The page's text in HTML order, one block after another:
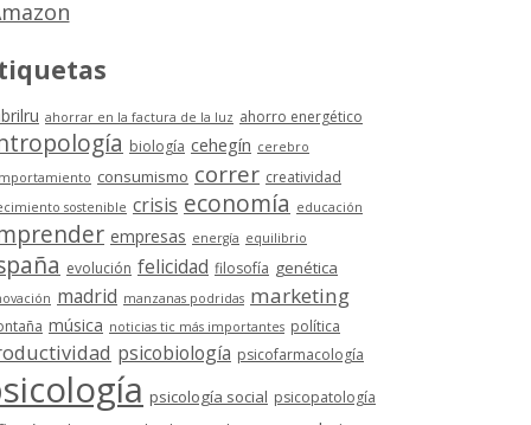
ahorrar en la factura de la luz ahorro energético
biología cehegín cerebro
consumismo correr creatividad
sostenible crisis economía educación
empresas energía equilibrio
evolución felicidad filosofía genética
madrid manzanas podridas marketing
música noticias tic más importantes política
psicobiología psicofarmacología
psicología social psicopatología